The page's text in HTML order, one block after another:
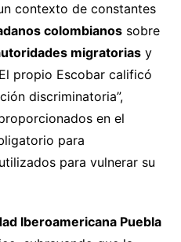
contexto de constantes
colombianossobre
migratoriasy
propio Escobar calificó
discriminatoria”,
en el
para
para vulnerar su
Iberoamericana Puebla